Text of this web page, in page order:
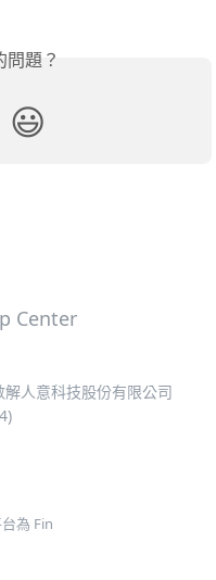
題？
😃
人意科技股份有限公司
為 Fin